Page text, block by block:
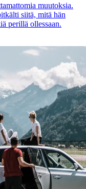
muutoksia.
siitä, mitä hän
perillä ollessaan.